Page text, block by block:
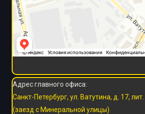
Адрес главного офиса:
Санкт-Петербург, ул. Ватутина, д. 17,
(заезд с Минеральной улицы)